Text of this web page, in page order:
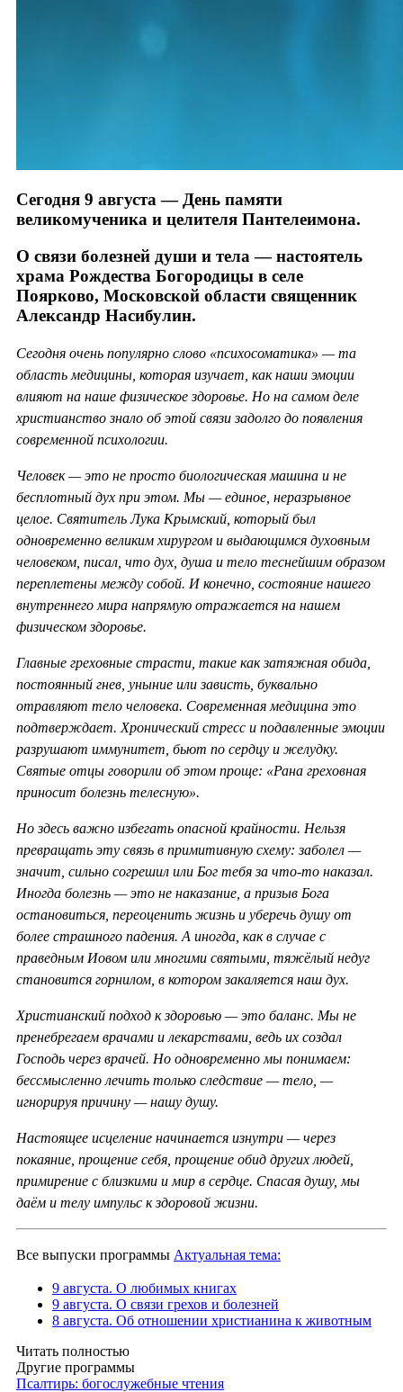
Сегодня 9 августа — День памяти
великомученика и целителя Пантелеимона.
О связи болезней души и тела — настоятель
храма Рождества Богородицы в селе
Поярково, Московской области священник
Александр Насибулин.
Сегодня очень популярно слово «психосоматика» — та
область медицины, которая изучает, как наши эмоции
влияют на наше физическое здоровье. Но на самом деле
христианство знало об этой связи задолго до появления
современной психологии.
Человек — это не просто биологическая машина и не
бесплотный дух при этом. Мы — единое, неразрывное
целое. Святитель Лука Крымский, который был
одновременно великим хирургом и выдающимся духовным
человеком, писал, что дух, душа и тело теснейшим образом
переплетены между собой. И конечно, состояние нашего
внутреннего мира напрямую отражается на нашем
физическом здоровье.
Главные греховные страсти, такие как затяжная обида,
постоянный гнев, уныние или зависть, буквально
отравляют тело человека. Современная медицина это
подтверждает. Хронический стресс и подавленные эмоции
разрушают иммунитет, бьют по сердцу и желудку.
Святые отцы говорили об этом проще: «Рана греховная
приносит болезнь телесную».
Но здесь важно избегать опасной крайности. Нельзя
превращать эту связь в примитивную схему: заболел —
значит, сильно согрешил или Бог тебя за что-то наказал.
Иногда болезнь — это не наказание, а призыв Бога
остановиться, переоценить жизнь и уберечь душу от
более страшного падения. А иногда, как в случае с
праведным Иовом или многими святыми, тяжёлый недуг
становится горнилом, в котором закаляется наш дух.
Христианский подход к здоровью — это баланс. Мы не
пренебрегаем врачами и лекарствами, ведь их создал
Господь через врачей. Но одновременно мы понимаем:
бессмысленно лечить только следствие — тело, —
игнорируя причину — нашу душу.
Настоящее исцеление начинается изнутри — через
покаяние, прощение себя, прощение обид других людей,
примирение с близкими и мир в сердце. Спасая душу, мы
даём и телу импульс к здоровой жизни.
Все выпуски программы Актуальная тема:
9 августа. О любимых книгах
9 августа. О связи грехов и болезней
8 августа. Об отношении христианина к животным
Читать полностью
Другие программы
Псалтирь: богослужебные чтения